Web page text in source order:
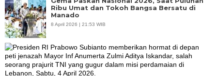
Ribu Umat dan Tokoh Bangsa Bersatu di
Manado
8 April 2026 | 21:53 WIB